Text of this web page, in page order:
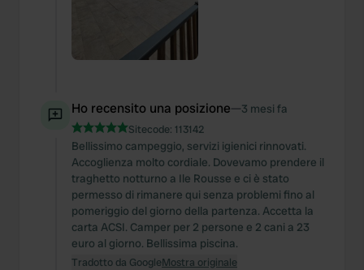
Ho recensito una posizione—3 mesi fa
Sitecode: 113142
Bellissimo campeggio, servizi igienici rinnovati.
Accoglienza molto cordiale. Dovevamo prendere il
traghetto notturno a Ile Rousse e ci è stato
permesso di rimanere qui senza problemi fino al
pomeriggio del giorno della partenza. Accetta la
carta ACSI. Camper per 2 persone e 2 cani a 23
euro al giorno. Bellissima piscina.
Tradotto da GoogleMostra originale